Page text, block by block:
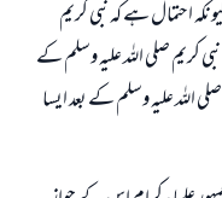
احتمال ہے كہ نبى كريم
كريم صلى اللہ عليہ وسلم كے
اللہ عليہ وسلم كے بعد ايسا